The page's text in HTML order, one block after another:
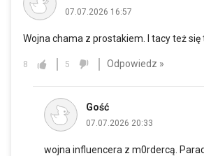
07.07.2026 16:57
Wojna chama z prostakiem. I tacy też się
8 5 Odpowiedz »
Gość
07.07.2026 20:33
wojna influencera z m0rdercą.